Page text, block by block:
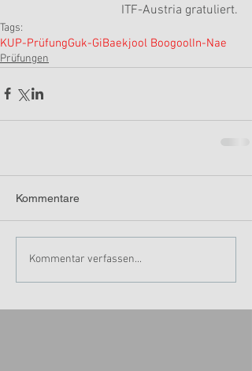
ITF-Austria gratuliert.
Tags:
KUP-PrüfungGuk-GiBaekjool BoogoolIn-Nae
Prüfungen
Kommentare
Kommentar verfassen...